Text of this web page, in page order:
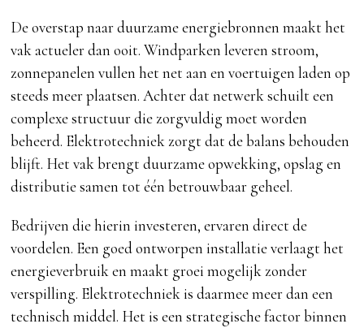
De overstap naar duurzame energiebronnen maakt het
vak actueler dan ooit. Windparken leveren stroom,
zonnepanelen vullen het net aan en voertuigen laden op
steeds meer plaatsen. Achter dat netwerk schuilt een
complexe structuur die zorgvuldig moet worden
beheerd. Elektrotechniek zorgt dat de balans behouden
blijft. Het vak brengt duurzame opwekking, opslag en
distributie samen tot één betrouwbaar geheel.
Bedrijven die hierin investeren, ervaren direct de
voordelen. Een goed ontworpen installatie verlaagt het
energieverbruik en maakt groei mogelijk zonder
verspilling. Elektrotechniek is daarmee meer dan een
technisch middel. Het is een strategische factor binnen